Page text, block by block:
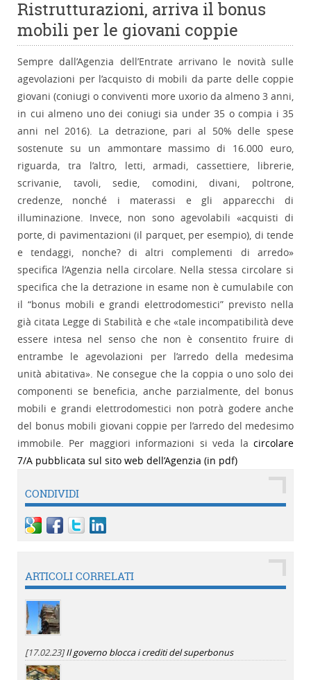
Ristrutturazioni, arriva il bonus
mobili per le giovani coppie
Sempre dall’Agenzia dell’Entrate arrivano le novità sulle
agevolazioni per l’acquisto di mobili da parte delle coppie
giovani (coniugi o conviventi more uxorio da almeno 3 anni,
in cui almeno uno dei coniugi sia under 35 o compia i 35
anni nel 2016). La detrazione, pari al 50% delle spese
sostenute su un ammontare massimo di 16.000 euro,
riguarda, tra l’altro, letti, armadi, cassettiere, librerie,
scrivanie, tavoli, sedie, comodini, divani, poltrone,
credenze, nonché i materassi e gli apparecchi di
illuminazione. Invece, non sono agevolabili «acquisti di
porte, di pavimentazioni (il parquet, per esempio), di tende
e tendaggi, nonche? di altri complementi di arredo»
specifica l’Agenzia nella circolare. Nella stessa circolare si
specifica che la detrazione in esame non è cumulabile con
il “bonus mobili e grandi elettrodomestici” previsto nella
già citata Legge di Stabilità e che «tale incompatibilità deve
essere intesa nel senso che non è consentito fruire di
entrambe le agevolazioni per l’arredo della medesima
unità abitativa». Ne consegue che la coppia o uno solo dei
componenti se beneficia, anche parzialmente, del bonus
mobili e grandi elettrodomestici non potrà godere anche
del bonus mobili giovani coppie per l’arredo del medesimo
immobile. Per maggiori informazioni si veda la circolare
7/A pubblicata sul sito web dell’Agenzia (in pdf)
CONDIVIDI
ARTICOLI CORRELATI
[17.02.23]Il governo blocca i crediti del superbonus